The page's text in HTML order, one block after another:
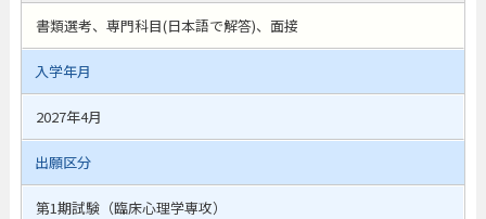
書類選考、専門科目(日本語で解答)、面接
入学年月
2027年4月
出願区分
第1期試験（臨床心理学専攻）